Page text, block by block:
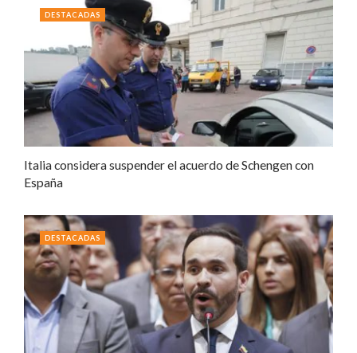
Italia considera suspender el acuerdo de Schengen con
España
DESTACADAS
DESTACADAS